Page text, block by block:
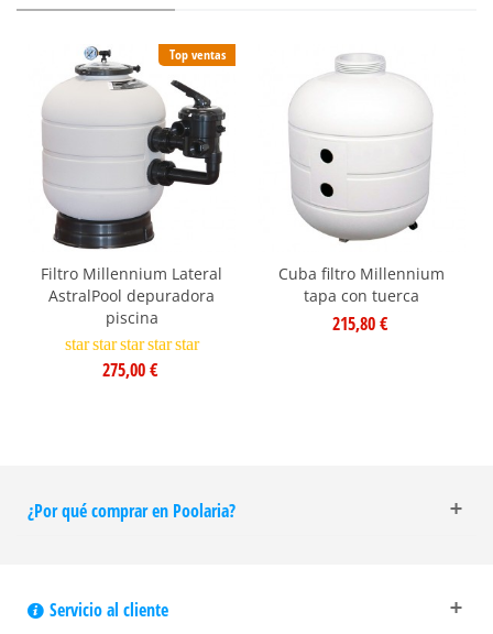
Top ventas
Filtro Millennium Lateral
AstralPool depuradora
piscina
star star star star star
275,00 €
Cuba filtro Millennium
tapa con tuerca
215,80 €
¿Por qué comprar en Poolaria?
Servicio al cliente